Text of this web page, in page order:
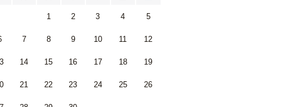
1 2 3 4 5
7 8 9 10 11 12
14 15 16 17 18 19
21 22 23 24 25 26